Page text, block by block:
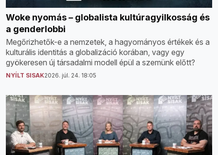
Woke nyomás – globalista kultúragyilkosság és
a genderlobbi
Megőrizhetők-e a nemzetek, a hagyományos értékek és a
kulturális identitás a globalizáció korában, vagy egy
gyökeresen új társadalmi modell épül a szemünk előtt?
NYÍLT SISAK2026. júl. 24. 18:05